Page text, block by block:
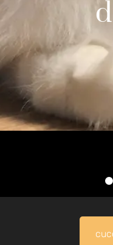
d